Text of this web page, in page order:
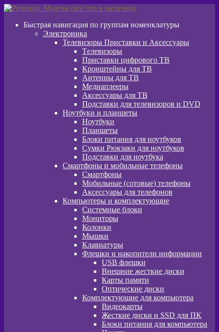
Перейти
навигации
Перейти
содержимому
Быстрая навигация по группам номенклатуры
Электроника
Телевизоры Приставки и Аксессуары
Tелевизоры
Приставки цифрового ТВ
Кронштейны для ТВ
Антенны для ТВ
Медиаплееры
Аксессуары для ТВ
Подставки для телевизоров и DVD
Ноутбуки и планшеты
Ноутбуки
Планшеты
Блоки питания для ноутбуков
Сумки Рюкзаки для ноутбуков
Подставки для ноутбука
Смартфоны и мобильные телефоны
Смартфоны
Мобильные (сотовые) телефоны
Аксессуары для телефонов
Компьютеры и комплектующие
Системные блоки
Мониторы
Колонки
Мышки
Клавиатуры
Флешки и накопители информации
USB флешки
Внешние жесткие диски
Карты памяти
Оптические диски
Комплектующие для компьютера
Видеокарты
Жесткие диски и SSD для ПК
Блоки питания для компьютера